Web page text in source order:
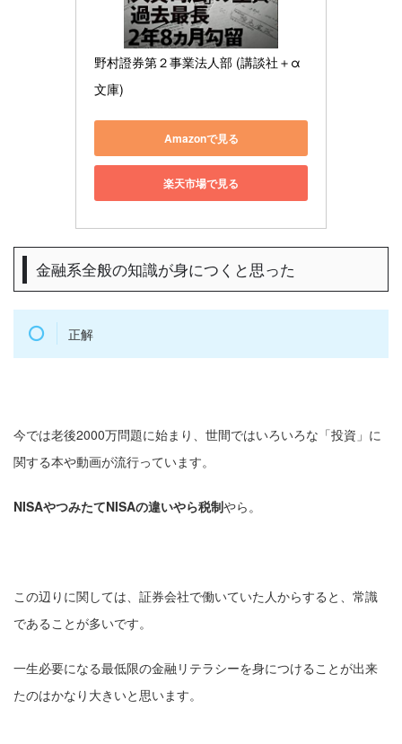
野村證券第２事業法人部 (講談社＋α
文庫)
Amazonで見る
楽天市場で見る
金融系全般の知識が身につくと思った
正解
今では老後2000万問題に始まり、世間ではいろいろな「投資」に
関する本や動画が流行っています。
NISAやつみたてNISAの違いやら税制やら。
この辺りに関しては、証券会社で働いていた人からすると、常識
であることが多いです。
一生必要になる最低限の金融リテラシーを身につけることが出来
たのはかなり大きいと思います。